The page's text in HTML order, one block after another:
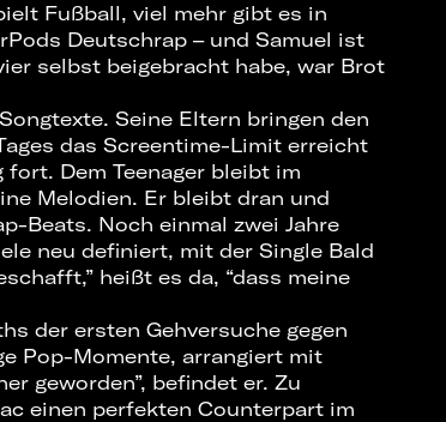
Fußball, viel mehr gibt es in
Deutschrap – und Samuel ist
selbst beigebracht habe, war Brot
Seine Eltern bringen den
das Screentime-Limit erreicht
fort. Dem Teenager bleibt im
Melodien. Er bleibt dran und
Beats. Noch einmal zwei Jahre
neu definiert, mit der Single Bald
heißt es da, “dass meine
der ersten Gehversuche gegen
Pop-Momente, arrangiert mit
geworden”, befindet er. Zu
einen perfekten Counterpart im